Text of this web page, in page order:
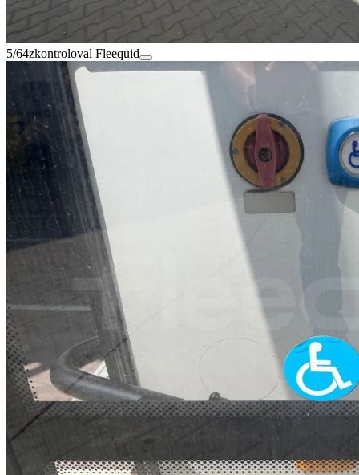
5/64zkontroloval Fleequid